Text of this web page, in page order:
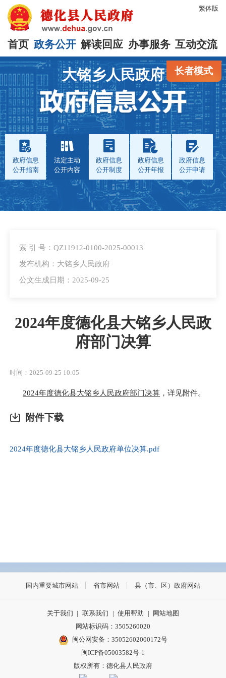
繁体版
首页 政务公开 解读回应 办事服务 互动交流
长者模式
大铭乡人民政府
政府信息
公开指南
法定主动
公开内容
政府信息
公开制度
政府信息
公开年报
政府信息
公开申请
索 引 号：QZ11912-0100-2025-00013
发布机构：大铭乡人民政府
公文生成日期：2025-09-25
2024年度德化县大铭乡人民政
府部门决算
时间：2025-09-25 10:05
2024年度德化县大铭乡人民政府部门决算 ，详见附件。
附件下载
2024年度德化县大铭乡人民政府单位决算.pdf
国内重要城市网站 省市网站 县（市、区）政府网站
关于我们 | 联系我们 | 使用帮助 |
网站地图
网站标识码：3505260020
闽公网安备：35052602000172号
闽ICP备05003582号-1
版权所有：德化县人民政府